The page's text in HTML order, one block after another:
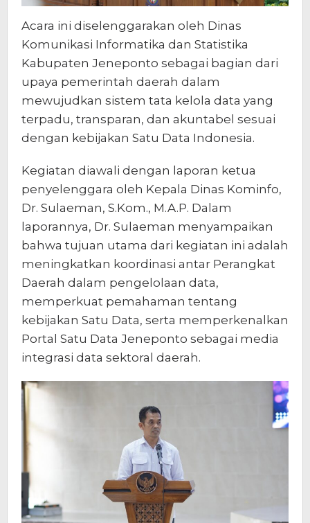
Acara ini diselenggarakan oleh Dinas
Komunikasi Informatika dan Statistika
Kabupaten Jeneponto sebagai bagian dari
upaya pemerintah daerah dalam
mewujudkan sistem tata kelola data yang
terpadu, transparan, dan akuntabel sesuai
dengan kebijakan Satu Data Indonesia.
Kegiatan diawali dengan laporan ketua
penyelenggara oleh Kepala Dinas Kominfo,
Dr. Sulaeman, S.Kom., M.A.P. Dalam
laporannya, Dr. Sulaeman menyampaikan
bahwa tujuan utama dari kegiatan ini adalah
meningkatkan koordinasi antar Perangkat
Daerah dalam pengelolaan data,
memperkuat pemahaman tentang
kebijakan Satu Data, serta memperkenalkan
Portal Satu Data Jeneponto sebagai media
integrasi data sektoral daerah.